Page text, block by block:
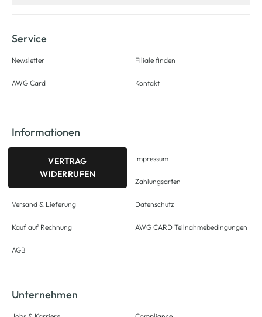
Service
Newsletter
AWG Card
Filiale finden
Kontakt
Informationen
VERTRAG
WIDERRUFEN
Versand & Lieferung
Kauf auf Rechnung
AGB
Impressum
Zahlungsarten
Datenschutz
AWG CARD Teilnahmebedingungen
Unternehmen